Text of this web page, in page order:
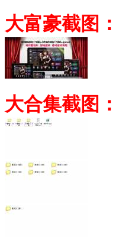
大富豪截图：
大合集截图：